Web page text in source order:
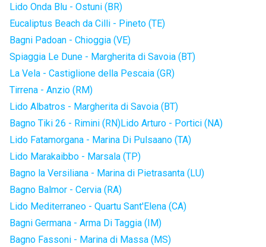
Lido Onda Blu - Ostuni (BR)
Eucaliptus Beach da Cilli - Pineto (TE)
Bagni Padoan - Chioggia (VE)
Spiaggia Le Dune - Margherita di Savoia (BT)
La Vela - Castiglione della Pescaia (GR)
Tirrena - Anzio (RM)
Lido Albatros - Margherita di Savoia (BT)
Bagno Tiki 26 - Rimini (RN)Lido Arturo - Portici (NA)
Lido Fatamorgana - Marina Di Pulsaano (TA)
Lido Marakaibbo - Marsala (TP)
Bagno la Versiliana - Marina di Pietrasanta (LU)
Bagno Balmor - Cervia (RA)
Lido Mediterraneo - Quartu Sant'Elena (CA)
Bagni Germana - Arma Di Taggia (IM)
Bagno Fassoni - Marina di Massa (MS)